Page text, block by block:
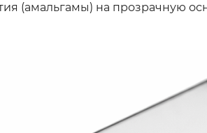
(амальгамы) на прозрачную